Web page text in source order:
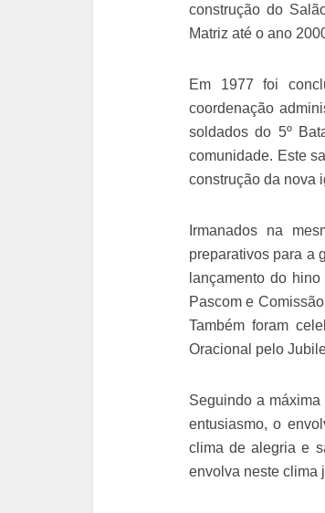
construção do
Matriz até o ano
Em 1977 foi
coordenação
soldados do 5º
comunidade. Este
construção da nova
Irmanados na
preparativos para a
lançamento do
Pascom e
Também foram
Oracional pelo
Seguindo a
entusiasmo, o
clima de alegria e
envolva neste clima